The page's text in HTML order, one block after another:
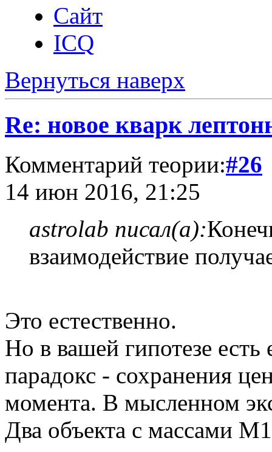
Сайт
ICQ
Вернуться наверх
Re: новое кварк
Комментарий теории:#26
14 июн 2016, 21:25
astrolab писал(а):
взаимодействие
Это естественно.
Но в вашей гипотезе
парадокс - сохранения
момента. В мысленном
Два объекта с массами